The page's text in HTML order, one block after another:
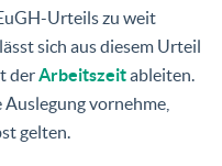
Urteils zu weit
sich aus diesem Urteil
derArbeitszeitableiten.
vornehme,
gelten.